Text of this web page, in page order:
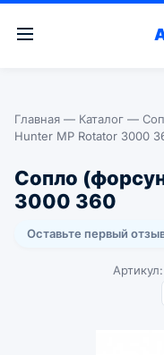
Главная — Каталог —
Hunter MP Rotator 3000
Сопло
3000 360
Оставьте первый